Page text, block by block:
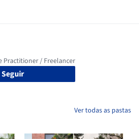
Seguir
Ver todas as pastas